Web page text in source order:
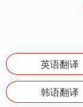
英语翻译
韩语翻译